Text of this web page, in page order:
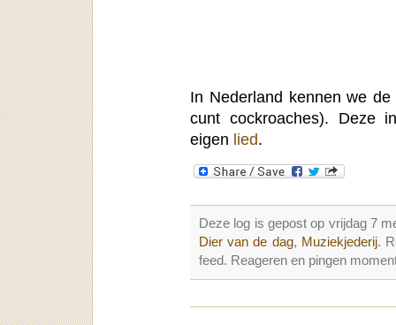
In Nederland kennen we
cunt cockroaches). Deze
eigen lied.
Deze log is gepost op vrijdag 7
Dier van de dag, Muziekjederij.
feed. Reageren en pingen